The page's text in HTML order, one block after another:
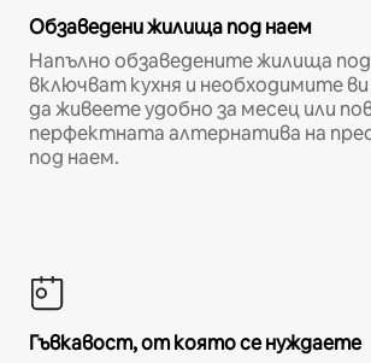
Обзаведени жилища под наем
Напълно обзаведените жилища
включват кухня и необходимите
да живеете удобно за месец или
перфектната алтернатива на
под наем.
Гъвкавост, от която се нуждаете